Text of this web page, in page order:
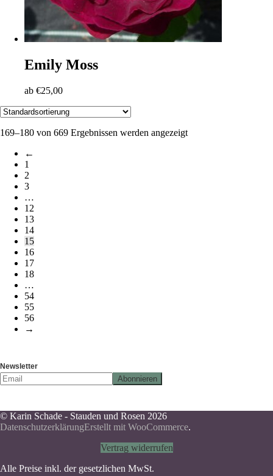
Emily Moss
ab €25,00
169–180 von 669 Ergebnissen werden angezeigt
←
1
2
3
…
12
13
14
15
16
17
18
…
54
55
56
→
Newsletter
© Karin Schade - Stauden und Rosen 2026
DatenschutzerklärungErstellt mit WooCommerce.
Vertrag widerrufen
Alle Preise inkl. der gesetzlichen MwSt.